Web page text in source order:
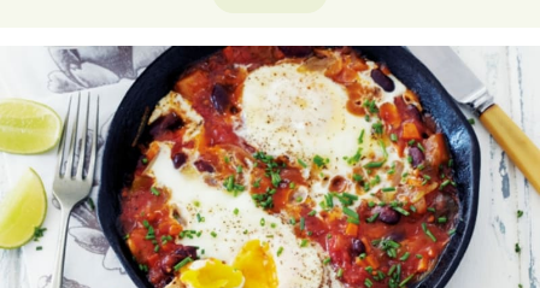
Recepty
Články
TV Program
Škola vaření